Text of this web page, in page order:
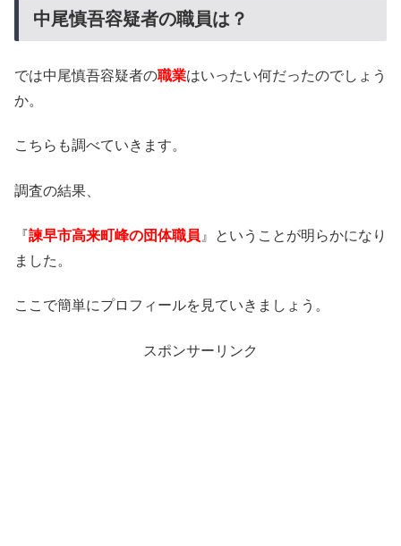
中尾慎吾容疑者の職員は？
では中尾慎吾容疑者の職業はいったい何だったのでしょう
か。
こちらも調べていきます。
調査の結果、
『諫早市高来町峰の団体職員 』ということが明らかになり
ました。
ここで簡単にプロフィールを見ていきましょう。
スポンサーリンク